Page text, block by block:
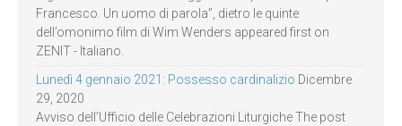
Francesco. Un uomo di parola”, dietro le quinte
dell’omonimo film di Wim Wenders appeared first on
ZENIT - Italiano.
Lunedì 4 gennaio 2021: Possesso cardinalizio Dicembre
29, 2020
Avviso dell’Ufficio delle Celebrazioni Liturgiche The post